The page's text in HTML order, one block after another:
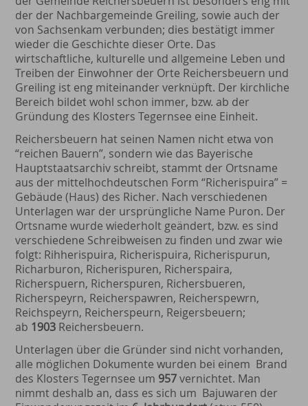
der der Nachbargemeinde Greiling, sowie auch der
von Sachsenkam verbunden; dies bestätigt immer
wieder die Geschichte dieser Orte. Das
wirtschaftliche, kulturelle und allgemeine Leben und
Treiben der Einwohner der Orte Reichersbeuern und
Greiling ist eng miteinander verknüpft. Der kirchliche
Bereich bildet wohl schon immer, bzw. ab der
Gründung des Klosters Tegernsee eine Einheit.
Reichersbeuern hat seinen Namen nicht etwa von
“reichen Bauern”, sondern wie das Bayerische
Hauptstaatsarchiv schreibt, stammt der Ortsname
aus der mittelhochdeutschen Form “Richerispuira” =
Gebäude (Haus) des Richer. Nach verschiedenen
Unterlagen war der ursprüngliche Name Puron. Der
Ortsname wurde wiederholt geändert, bzw. es sind
verschiedene Schreibweisen zu finden und zwar wie
folgt: Rihherispuira, Richerispuira, Richerispurun,
Richarburon, Richerispuren, Richerspaira,
Richerspuern, Richerspuren, Richersbueren,
Richerspeyrn, Reicherspawren, Reicherspewrn,
Reichspeyrn, Reicherspeurn, Reigersbeuern;
ab 1903 Reichersbeuern.
Unterlagen über die Gründer sind nicht vorhanden,
alle möglichen Dokumente wurden bei einem Brand
des Klosters Tegernsee um 957vernichtet. Man
nimmt deshalb an, dass es sich um Bajuwaren der